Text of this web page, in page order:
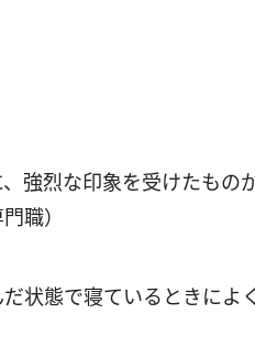
、強烈な印象を受けたも
職）
だ状態で寝ているときに